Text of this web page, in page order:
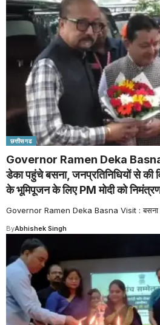
छत्तीसगढ
Governor Ramen Deka Basna
डेका पहुंचे बसना, जनप्रतिनिधियों से की
के भूमिपूजन के लिए PM मोदी को
Governor Ramen Deka Basna Visit : बसना
ByAbhishek Singh